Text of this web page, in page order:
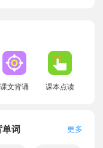
课文背诵 课本点读
词 更多